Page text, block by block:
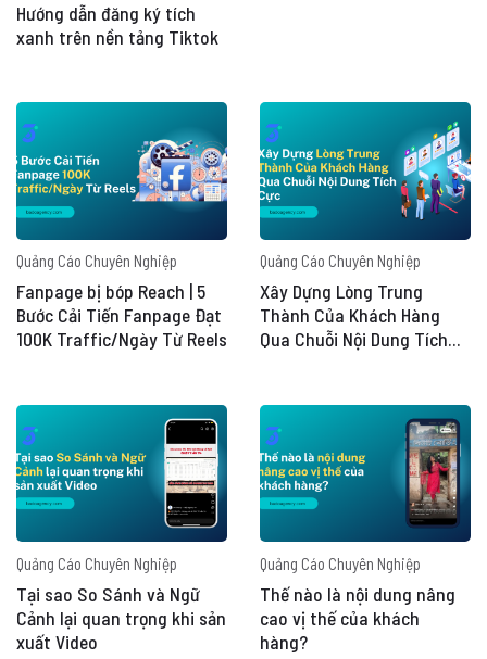
Hướng dẫn đăng ký tích
xanh trên nền tảng Tiktok
Quảng Cáo Chuyên Nghiệp
Fanpage bị bóp Reach | 5
Bước Cải Tiến Fanpage Đạt
100K Traffic/Ngày Từ Reels
Quảng Cáo Chuyên Nghiệp
Xây Dựng Lòng Trung
Thành Của Khách Hàng
Qua Chuỗi Nội Dung Tích
Quảng Cáo Chuyên Nghiệp
Tại sao So Sánh và Ngữ
Cảnh lại quan trọng khi sản
xuất Video
Quảng Cáo Chuyên Nghiệp
Thế nào là nội dung nâng
cao vị thế của khách
hàng?